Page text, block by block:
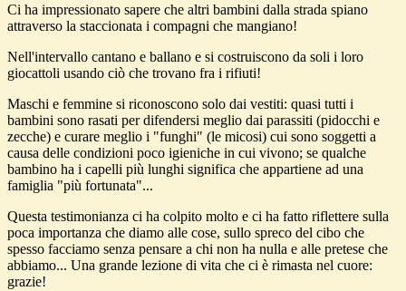
Ci ha impressionato sapere che altri bambini dalla strada spiano
attraverso la staccionata i compagni che mangiano!
Nell'intervallo cantano e ballano e si costruiscono da soli i loro
giocattoli usando ciò che trovano fra i rifiuti!
Maschi e femmine si riconoscono solo dai vestiti: quasi tutti i
bambini sono rasati per difendersi meglio dai parassiti (pidocchi e
zecche) e curare meglio i "funghi" (le micosi) cui sono soggetti a
causa delle condizioni poco igieniche in cui vivono; se qualche
bambino ha i capelli più lunghi significa che appartiene ad una
famiglia "più fortunata"...
Questa testimonianza ci ha colpito molto e ci ha fatto riflettere sulla
poca importanza che diamo alle cose, sullo spreco del cibo che
spesso facciamo senza pensare a chi non ha nulla e alle pretese che
abbiamo... Una grande lezione di vita che ci è rimasta nel cuore:
grazie!